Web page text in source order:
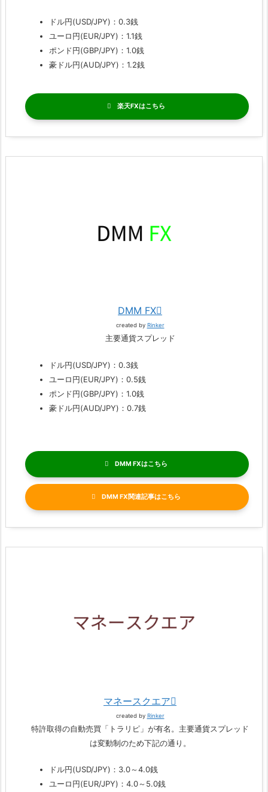
ドル円(USD/JPY)：0.3銭
ユーロ円(EUR/JPY)：1.1銭
ポンド円(GBP/JPY)：1.0銭
豪ドル円(AUD/JPY)：1.2銭
楽天FX
DMM FX
created by Rinker
主要通貨スプレッド
ドル円(USD/JPY)：0.3銭
ユーロ円(EUR/JPY)：0.5銭
ポンド円(GBP/JPY)：1.0銭
豪ドル円(AUD/JPY)：0.7銭
DMM FX
DMM FX関連記事
マネースクエア
created by Rinker
特許取得の自動売買「トラリピ」が有名。主要通貨スプレッド
は変動制のため下記の通り。
ドル円(USD/JPY)：3.0～4.0銭
ユーロ円(EUR/JPY)：4.0～5.0銭